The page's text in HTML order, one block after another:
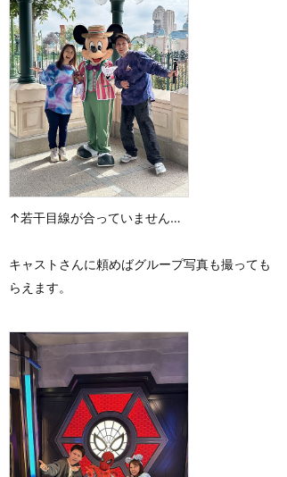
↑若干目線が合っていません…
キャストさんに頼めばグループ写真も撮っても
らえます。